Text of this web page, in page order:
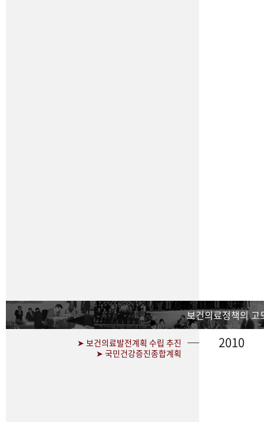
보건의료정책의 고
➤ 보건의료발전계획 수립 추진
➤ 국민건강증진종합계획
2010